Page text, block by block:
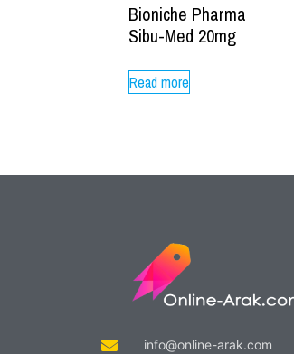
Bioniche Pharma
Sibu-Med 20mg
Read more
info@online-arak.com